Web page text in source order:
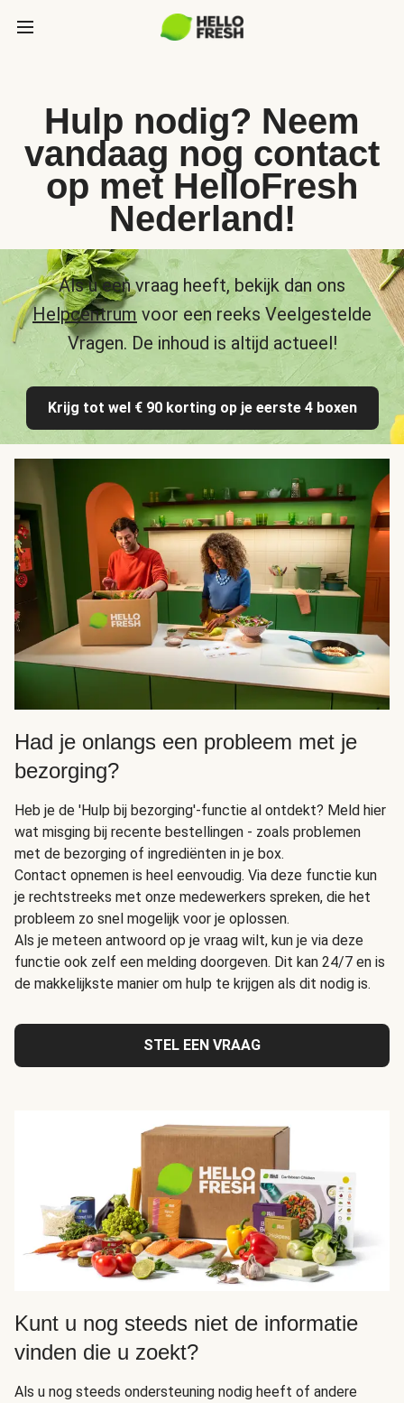
Hulp nodig? Neem
vandaag nog contact
op met HelloFresh
Nederland!
Als u een vraag heeft, bekijk dan ons
Helpcentrum voor een reeks Veelgestelde
Vragen. De inhoud is altijd actueel!
Krijg tot wel € 90 korting op je eerste 4 boxen
Had je onlangs een probleem met je
bezorging?
Heb je de 'Hulp bij bezorging'-functie al ontdekt? Meld hier
wat misging bij recente bestellingen - zoals problemen
met de bezorging of ingrediënten in je box.
Contact opnemen is heel eenvoudig. Via deze functie kun
je rechtstreeks met onze medewerkers spreken, die het
probleem zo snel mogelijk voor je oplossen.
Als je meteen antwoord op je vraag wilt, kun je via deze
functie ook zelf een melding doorgeven. Dit kan 24/7 en is
de makkelijkste manier om hulp te krijgen als dit nodig is.
STEL EEN VRAAG
Kunt u nog steeds niet de informatie
vinden die u zoekt?
Als u nog steeds ondersteuning nodig heeft of andere